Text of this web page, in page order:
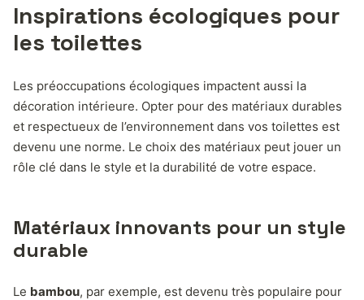
Inspirations écologiques pour
les toilettes
Les préoccupations écologiques impactent aussi la
décoration intérieure. Opter pour des matériaux durables
et respectueux de l’environnement dans vos toilettes est
devenu une norme. Le choix des matériaux peut jouer un
rôle clé dans le style et la durabilité de votre espace.
Matériaux innovants pour un style
durable
Le bambou, par exemple, est devenu très populaire pour